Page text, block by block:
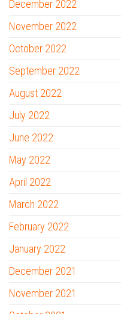
December 2022
November 2022
October 2022
September 2022
August 2022
July 2022
June 2022
May 2022
April 2022
March 2022
February 2022
January 2022
December 2021
November 2021